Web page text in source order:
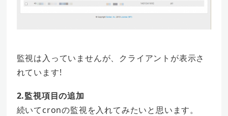
監視は入っていませんが、クライアントが表示さ
れています!
2.監視項目の追加
続いてcronの監視を入れてみたいと思います。